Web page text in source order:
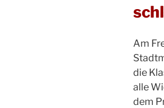
Am
die
alle
dem